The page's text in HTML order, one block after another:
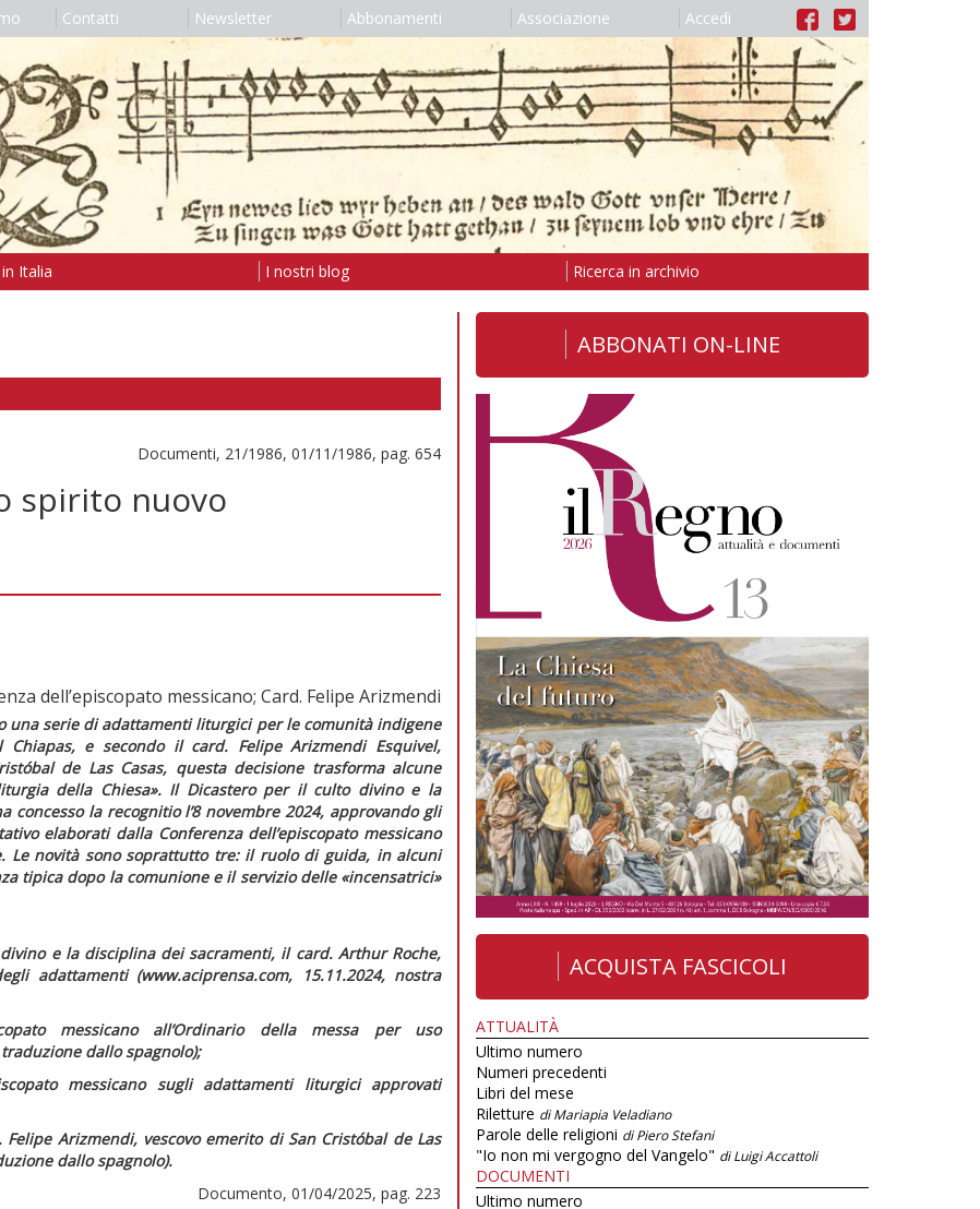
Contatti Newsletter Abbonamenti Associazione Accedi
Italia I nostri blog Ricerca in archivio
Documenti, 21/1986, 01/11/1986, pag. 654
spirito nuovo
dell’episcopato messicano; Card. Felipe Arizmendi
una serie di adattamenti liturgici per le comunità indigene
Chiapas, e secondo il card. Felipe Arizmendi Esquivel,
de Las Casas, questa decisione trasforma alcune
della Chiesa». Il Dicastero per il culto divino e la
concesso la recognitiol’8 novembre 2024, approvando gli
elaborati dalla Conferenza dell’episcopato messicano
. Le novità sono soprattutto tre: il ruolo di guida, in alcuni
tipica dopo la comunione e il servizio delle «incensatrici»
e la disciplina dei sacramenti, il card. Arthur Roche,
adattamenti (www.aciprensa.com, 15.11.2024, nostra
messicano all’Ordinario della messa per uso
dallo spagnolo);
messicano sugli adattamenti liturgici approvati
Arizmendi, vescovo emerito di San Cristóbal de Las
dallo spagnolo).
Documento, 01/04/2025, pag. 223
ABBONATI ON-LINE
ACQUISTA FASCICOLI
ATTUALITÀ
Ultimo numero
Numeri precedenti
Libri del mese
Riletture di Mariapia Veladiano
Parole delle religioni di Piero Stefani
"Io non mi vergogno del Vangelo" di Luigi Accattoli
DOCUMENTI
Ultimo numero